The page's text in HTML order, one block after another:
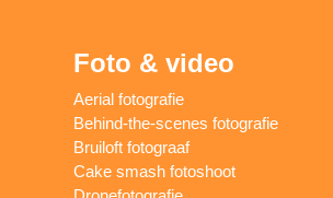
Foto & video
Aerial fotografie
Behind-the-scenes fotografie
Bruiloft fotograaf
Cake smash fotoshoot